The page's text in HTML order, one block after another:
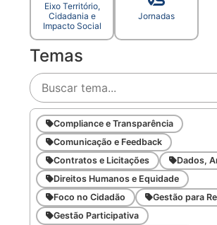
Eixo Território,
Cidadania e
Impacto Social
Jornadas
Temas
Compliance e Transparência
Comunicação e Feedback
Contratos e Licitações
Dados,
Direitos Humanos e Equidade
Foco no Cidadão
Gestão para
Gestão Participativa